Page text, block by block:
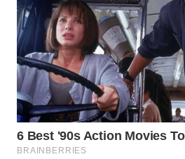
WAHANA
KONSUMEN
WAHANA
LISTRIK
WAHANA
TRAVEL